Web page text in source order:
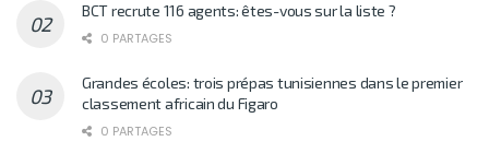
BCT recrute 116 agents: êtes-vous sur la liste ?
0 PARTAGES
Grandes écoles: trois prépas tunisiennes dans le premier
classement africain du Figaro
0 PARTAGES